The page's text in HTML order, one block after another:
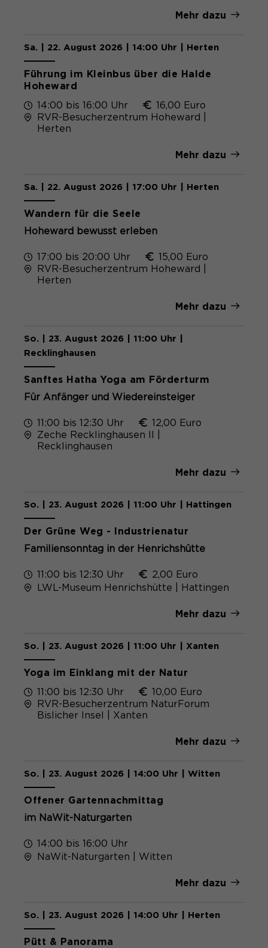
Mehr dazu
Sa. | 22. August 2026 | 14:00 Uhr | Herten
Führung im Kleinbus über die Halde
Hoheward
14:00 bis 16:00 Uhr
16,00 Euro
RVR-Besucherzentrum Hoheward |
Herten
Mehr dazu
Sa. | 22. August 2026 | 17:00 Uhr | Herten
Wandern für die Seele
Hoheward bewusst erleben
17:00 bis 20:00 Uhr
15,00 Euro
RVR-Besucherzentrum Hoheward |
Herten
Mehr dazu
So. | 23. August 2026 | 11:00 Uhr |
Recklinghausen
Sanftes Hatha Yoga am Förderturm
Für Anfänger und Wiedereinsteiger
11:00 bis 12:30 Uhr
12,00 Euro
Zeche Recklinghausen II |
Recklinghausen
Mehr dazu
So. | 23. August 2026 | 11:00 Uhr | Hattingen
Der Grüne Weg - Industrienatur
Familiensonntag in der Henrichshütte
11:00 bis 12:30 Uhr
2,00 Euro
LWL-Museum Henrichshütte | Hattingen
Mehr dazu
So. | 23. August 2026 | 11:00 Uhr | Xanten
Yoga im Einklang mit der Natur
11:00 bis 12:30 Uhr
10,00 Euro
RVR-Besucherzentrum NaturForum
Bislicher Insel | Xanten
Mehr dazu
Kostenlos
So. | 23. August 2026 | 14:00 Uhr | Witten
Offener Gartennachmittag
im NaWit-Naturgarten
14:00 bis 16:00 Uhr
NaWit-Naturgarten | Witten
Mehr dazu
So. | 23. August 2026 | 14:00 Uhr | Herten
Pütt & Panorama